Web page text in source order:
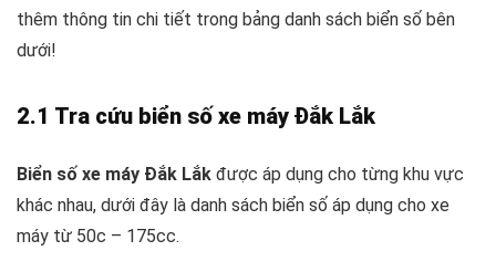
thêm thông tin chi tiết trong bảng danh sách biển số bên
dưới!
2.1 Tra cứu biển số xe máy Đắk Lắk
Biển số xe máy Đắk Lắk được áp dụng cho từng khu vực
khác nhau, dưới đây là danh sách biển số áp dụng cho xe
máy từ 50c – 175cc.